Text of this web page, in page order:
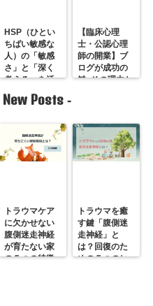
HSP（ひとい
ちばい敏感な
人）の「敏感
さ」と「深く
考える」を活
かす生き方と
は
【臨床心理
士・公認心理
師の開業】ブ
ログが成功の
鍵~その理由と
New Posts -
トラウマケア
に欠かせない
腹側迷走神経
が育たない家
の５つの特徴
トラウマを癒
す鍵「腹側迷
走神経」と
は？回復のた
めの５つのヒ